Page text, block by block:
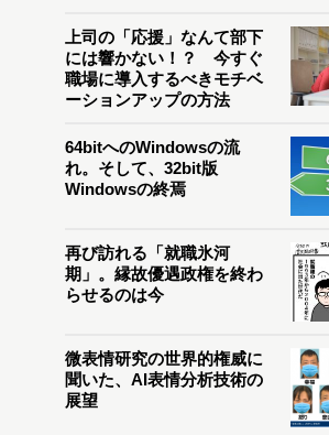
上司の「応援」なんて部下
には響かない！？ 今すぐ
職場に導入するべきモチベ
ーションアップの方法
64bitへのWindowsの流
れ。そして、32bit版
Windowsの終焉
再び訪れる「就職氷河
期」。縁故優遇政権を終わ
らせるのは今
微表情研究の世界的権威に
聞いた、AI表情分析技術の
展望